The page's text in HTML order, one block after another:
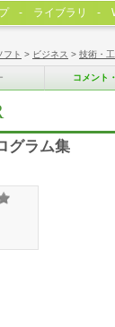
フト > ビジネス > 技術・
コメント
グラム集
ライブラリ